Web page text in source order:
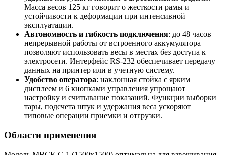
Масса весов 125 кг говорит о жесткости рамы и
устойчивости к деформации при интенсивной
эксплуатации.
Автономность и гибкость подключения: до 48 часов
непрерывной работы от встроенного аккумулятора
позволяют использовать весы в местах без доступа к
электросети. Интерфейс RS-232 обеспечивает передачу
данных на принтер или в учетную систему.
Удобство оператора: наклонная стойка с ярким
дисплеем и 6 кнопками управления упрощают
настройку и считывание показаний. Функции выборки
тары, подсчета штук и удержания веса ускоряют
типовые операции приемки и отгрузки.
Области применения